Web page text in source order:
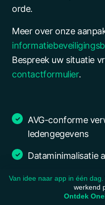
orde.
Meer over onze
Bespreek uw situatie
contactformulier.
AVG-conforme
ledengegevens
Dataminimalisatie
Betaalverwerking
providers (PSD2)
Van idee naar app in één dag.
werkend
Ontdek